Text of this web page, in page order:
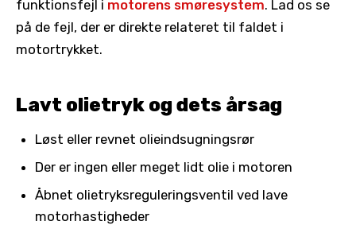
funktionsfejl i motorens smøresystem. Lad os se
på de fejl, der er direkte relateret til faldet i
motortrykket.
Lavt olietryk og dets årsag
Løst eller revnet olieindsugningsrør
Der er ingen eller meget lidt olie i motoren
Åbnet olietryksreguleringsventil ved lave
motorhastigheder